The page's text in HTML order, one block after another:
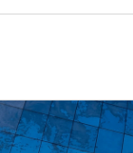
в
(пр-кт Советский